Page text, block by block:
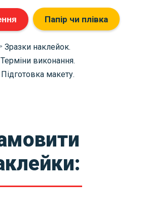
Папір чи плівка
Зразки наклейок.
виконання.
макету.